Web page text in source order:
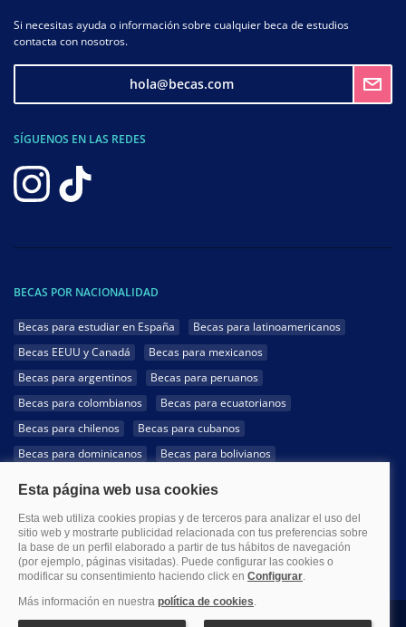
Si necesitas ayuda o información sobre cualquier beca de estudios
contacta con nosotros.
hola@becas.com
SÍGUENOS EN LAS REDES
BECAS POR NACIONALIDAD
Becas para estudiar en España
Becas para latinoamericanos
Becas EEUU y Canadá
Becas para mexicanos
Becas para argentinos
Becas para peruanos
Becas para colombianos
Becas para ecuatorianos
Becas para chilenos
Becas para cubanos
Becas para dominicanos
Becas para bolivianos
Becas para hondureños
Becas para paraguayos
Becas para uruguayos
Becas para salvadoreños
1999-2026 Becas.com @Todos los derechos reservados